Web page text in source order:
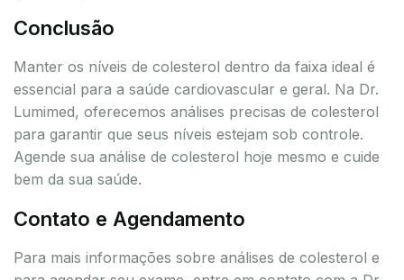
Conclusão
Manter os níveis de colesterol dentro da faixa ideal é
essencial para a saúde cardiovascular e geral. Na Dr.
Lumimed, oferecemos análises precisas de colesterol
para garantir que seus níveis estejam sob controle.
Agende sua análise de colesterol hoje mesmo e cuide
bem da sua saúde.
Contato e Agendamento
Para mais informações sobre análises de colesterol e